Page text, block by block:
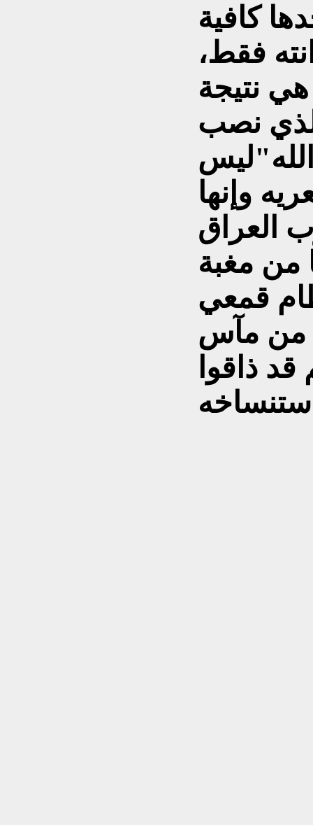
کافية
فقط،
هي نتيجة
نصب
وإنها
العراق
من مغبة
قمعي
من مآس
ذاقوا